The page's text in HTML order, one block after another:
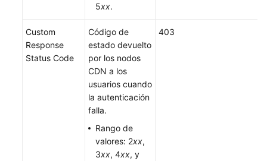
5xx.
Custom
Response
Status Code
Código de
estado devuelto
por los nodos
CDN a los
usuarios cuando
la autenticación
falla.
Rango de
valores: 2xx,
3xx, 4xx, y
403